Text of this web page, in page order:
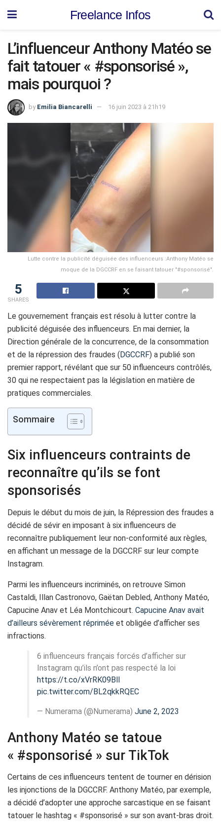
Freelance Infos
L’influenceur Anthony Matéo se
fait tatouer « #sponsorisé »,
mais pourquoi ?
by Emilia Biancarelli 16 juin 2023 à 21h19
Lutte contre la publicité déguisée des influenceurs :Anthony Matéo se
moque de la DGCCRF en se faisant tatouer "#sponsorisé".
5
SHARES
Le gouvernement français est résolu à lutter contre la
publicité déguisée des influenceurs. En mai dernier, la
Direction générale de la concurrence, de la consommation
et de la répression des fraudes (DGCCRF) a publié son
premier rapport, révélant que sur 50 influenceurs contrôlés,
30 qui ne respectaient pas la législation en matière de
pratiques commerciales.
Sommaire
Six influenceurs contraints de
reconnaître qu’ils se font
sponsorisés
Depuis le début du mois de juin, la Répression des fraudes a
décidé de sévir en imposant à six influenceurs de
reconnaître publiquement leur non-conformité aux règles,
en affichant un message de la DGCCRF sur leur compte
Instagram.
Parmi les influenceurs incriminés, on retrouve Simon
Castaldi, Illan Castronovo, Gaëtan Debled, Anthony Matéo,
Capucine Anav et Léa Montchicourt. Capucine Anav avait
d’ailleurs sévèrement réprimée et obligée d’afficher ses
infractions.
6 influenceurs français forcés d’afficher sur
Instagram qu’ils n’ont pas respecté la loi
https://t.co/xVrRK09Bll
pic.twitter.com/BL2qkkRQEC
— Numerama (@Numerama) June 2, 2023
Anthony Matéo se tatoue
« #sponsorisé » sur TikTok
Certains de ces influenceurs tentent de tourner en dérision
les injonctions de la DGCCRF. Anthony Matéo, par exemple,
a décidé d’adopter une approche sarcastique en se faisant
tatouer le hashtag « #sponsorisé » sur son avant-bras droit.